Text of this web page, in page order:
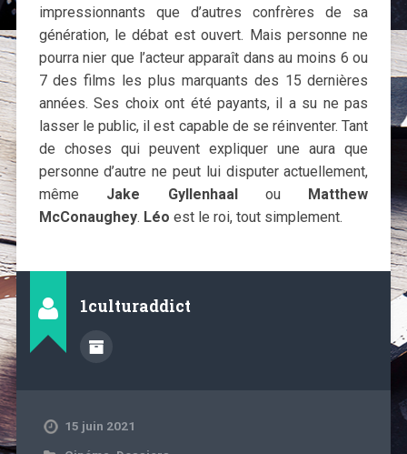
impressionnants que d’autres confrères de sa
génération, le débat est ouvert. Mais personne ne
pourra nier que l’acteur apparaît dans au moins 6 ou
7 des films les plus marquants des 15 dernières
années. Ses choix ont été payants, il a su ne pas
lasser le public, il est capable de se réinventer. Tant
de choses qui peuvent expliquer une aura que
personne d’autre ne peut lui disputer actuellement,
même Jake Gyllenhaalou Matthew
McConaughey. Léo est le roi, tout simplement.
1culturaddict
15 juin 2021